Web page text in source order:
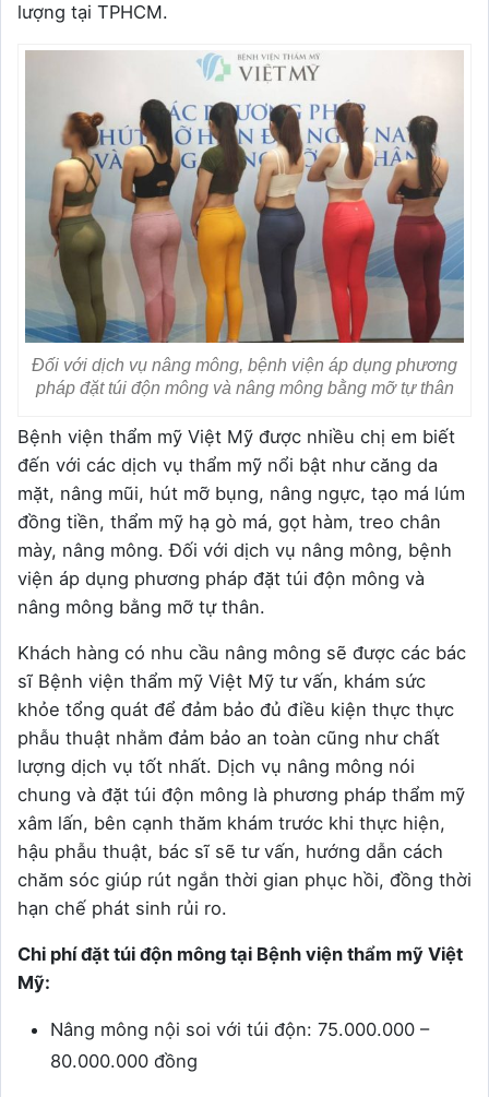
lượng tại TPHCM.
Đối với dịch vụ nâng mông, bệnh viện áp dụng phương
pháp đặt túi độn mông và nâng mông bằng mỡ tự thân
Bệnh viện thẩm mỹ Việt Mỹ được nhiều chị em biết
đến với các dịch vụ thẩm mỹ nổi bật như căng da
mặt, nâng mũi, hút mỡ bụng, nâng ngực, tạo má lúm
đồng tiền, thẩm mỹ hạ gò má, gọt hàm, treo chân
mày, nâng mông. Đối với dịch vụ nâng mông, bệnh
viện áp dụng phương pháp đặt túi độn mông và
nâng mông bằng mỡ tự thân.
Khách hàng có nhu cầu nâng mông sẽ được các bác
sĩ Bệnh viện thẩm mỹ Việt Mỹ tư vấn, khám sức
khỏe tổng quát để đảm bảo đủ điều kiện thực thực
phẫu thuật nhằm đảm bảo an toàn cũng như chất
lượng dịch vụ tốt nhất. Dịch vụ nâng mông nói
chung và đặt túi độn mông là phương pháp thẩm mỹ
xâm lấn, bên cạnh thăm khám trước khi thực hiện,
hậu phẫu thuật, bác sĩ sẽ tư vấn, hướng dẫn cách
chăm sóc giúp rút ngắn thời gian phục hồi, đồng thời
hạn chế phát sinh rủi ro.
Chi phí đặt túi độn mông tại Bệnh viện thẩm mỹ Việt
Mỹ:
Nâng mông nội soi với túi độn: 75.000.000 –
80.000.000 đồng